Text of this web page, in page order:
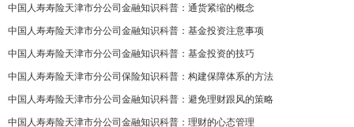
中国人寿寿险天津市分公司金融知识科普：通货紧缩的概念
中国人寿寿险天津市分公司金融知识科普：基金投资注意事项
中国人寿寿险天津市分公司金融知识科普：基金投资的技巧
中国人寿寿险天津市分公司保险知识科普：构建保障体系的方法
中国人寿寿险天津市分公司金融知识科普：避免理财跟风的策略
中国人寿寿险天津市分公司金融知识科普：理财的心态管理